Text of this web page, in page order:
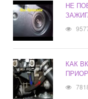
НЕ
КАК